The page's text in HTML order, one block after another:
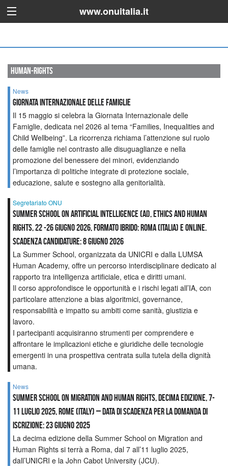
www.onuitalia.it
human-rights
News
GIORNATA INTERNAZIONALE DELLE FAMIGLIE
Il 15 maggio si celebra la Giornata Internazionale delle
Famiglie, dedicata nel 2026 al tema “Families, Inequalities and
Child Wellbeing”. La ricorrenza richiama l’attenzione sul ruolo
delle famiglie nel contrasto alle disuguaglianze e nella
promozione del benessere dei minori, evidenziando
l’importanza di politiche integrate di protezione sociale,
educazione, salute e sostegno alla genitorialità.
Segretariato ONU
Summer School on Artificial Intelligence (AI), Ethics and Human
Rights, 22 -26 giugno 2026, Formato Ibrido: Roma (Italia) e online.
Scadenza candidature: 8 giugno 2026
La Summer School, organizzata da UNICRI e dalla LUMSA
Human Academy, offre un percorso interdisciplinare dedicato al
rapporto tra intelligenza artificiale, etica e diritti umani.
Il corso approfondisce le opportunità e i rischi legati all’IA, con
particolare attenzione a bias algoritmici, governance,
responsabilità e impatto su ambiti come sanità, giustizia e
lavoro.
I partecipanti acquisiranno strumenti per comprendere e
affrontare le implicazioni etiche e giuridiche delle tecnologie
emergenti in una prospettiva centrata sulla tutela della dignità
umana.
News
Summer School on Migration and Human Rights, Decima edizione, 7-
11 luglio 2025, Rome (Italy) – Data di scadenza per la domanda di
iscrizione: 23 giugno 2025
La decima edizione della Summer School on Migration and
Human Rights si terrà a Roma, dal 7 all’11 luglio 2025,
dall’UNICRI e la John Cabot University (JCU).